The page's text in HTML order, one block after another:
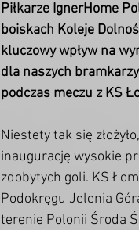
Piłkarze IgnerHome
boiskach Koleje
kluczowy wpływ na
dla naszych
podczas meczu z KS
Niestety tak się
inaugurację wysokie
zdobytych goli. KS
Podokręgu Jelenia
terenie Polonii Środa